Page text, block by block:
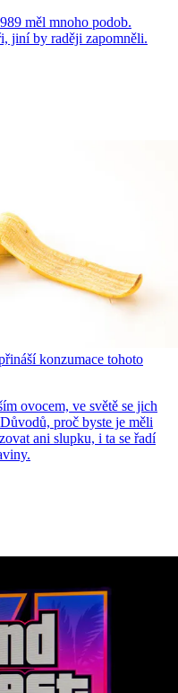
měl mnoho podob.
jiní by raději zapomněli.
konzumace tohoto
ovocem, ve světě se jich
proč byste je měli
ani slupku, i ta se řadí